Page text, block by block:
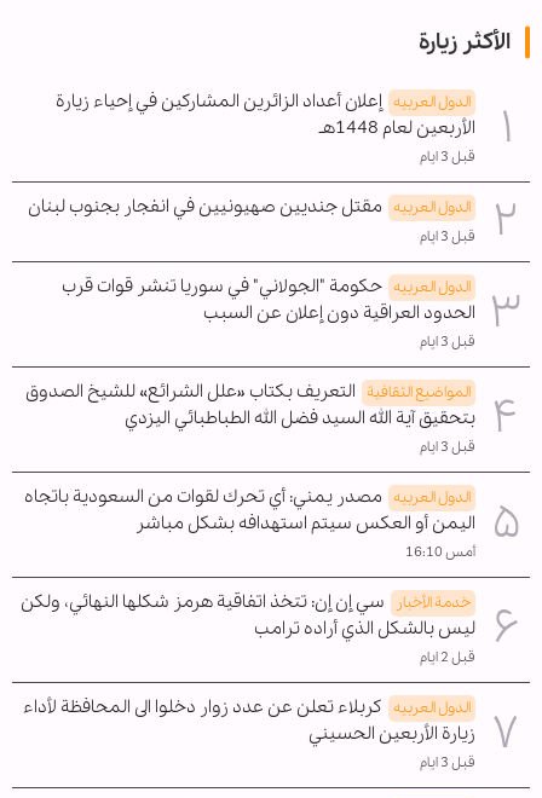
الأكثر زيارة
الدول العربیه إعلان أعداد الزائرين المشاركين في إحياء زيارة
الأربعين لعام 1448هـ
قبل 3 ايام
الدول العربیه مقتل جنديين صهيونيين في انفجار بجنوب لبنان
قبل 3 ايام
الدول العربیه حكومة "الجولاني" في سوريا تنشر قوات قرب
الحدود العراقية دون إعلان عن السبب
قبل 3 ايام
المواضیع الثقافية التعريف بكتاب «علل الشرائع» للشيخ الصدوق
بتحقيق آية الله السيد فضل الله الطباطبائي اليزدي
قبل 3 ايام
الدول العربیه مصدر يمني: أي تحرك لقوات من السعودية باتجاه
اليمن أو العكس سيتم استهدافه بشكل مباشر
أمس 16:10
خدمة الأخبار
سي إن إن: تتخذ اتفاقية هرمز شكلها النهائي، ولكن
ليس بالشكل الذي أراده ترامب
قبل 2 ايام
الدول العربیه كربلاء تعلن عن عدد زوار دخلوا الى المحافظة لأداء
زيارة الأربعين الحسيني
قبل 3 ايام